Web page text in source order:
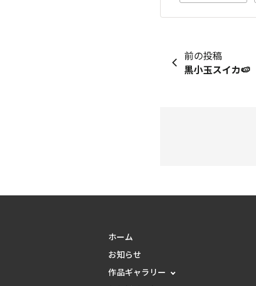
前の投稿
黒小玉スイカ🍉
ホーム
お知らせ
作品ギャラリー